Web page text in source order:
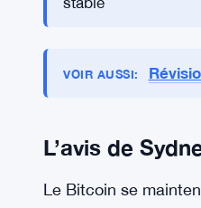
55 % lors d’une
liés à toute reprise
présent laisse la
stable